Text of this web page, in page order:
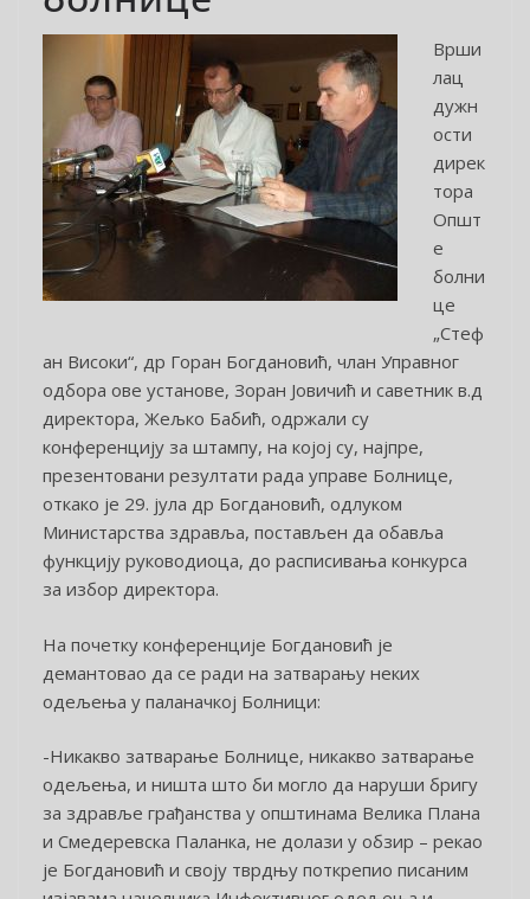
Врши
лац
дужн
ости
дирек
тора
Општ
е
болни
це
„Стеф
ан Високи“, др Горан Богдановић, члан Управног
одбора ове установе, Зоран Јовичић и саветник в.д
директора, Жељко Бабић, одржали су
конференцију за штампу, на којој су, најпре,
презентовани резултати рада управе Болнице,
откако је 29. јула др Богдановић, одлуком
Министарства здравља, постављен да обавља
функцију руководиоца, до расписивања конкурса
за избор директора.
На почетку конференције Богдановић је
демантовао да се ради на затварању неких
одељења у паланачкој Болници:
-Никакво затварање Болнице, никакво затварање
одељења, и ништа што би могло да наруши бригу
за здравље грађанства у општинама Велика Плана
и Смедеревска Паланка, не долази у обзир – рекао
је Богдановић и своју тврдњу поткрепио писаним